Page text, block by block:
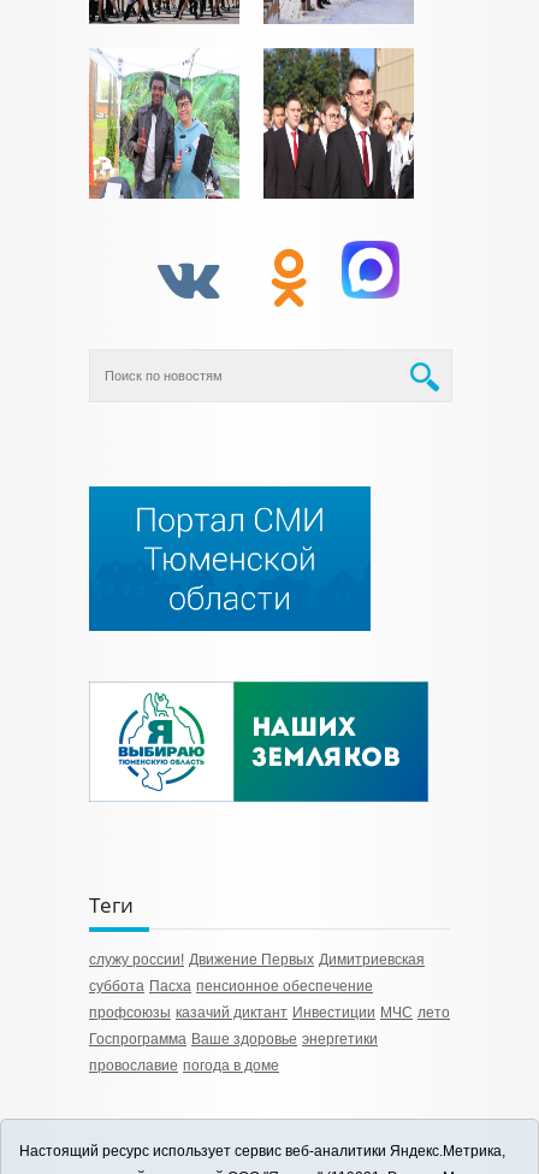
Теги
служу россии! Движение Первых Димитриевская
суббота Пасха пенсионное обеспечение
профсоюзы казачий диктант Инвестиции МЧС лето
Госпрограмма Ваше здоровье энергетики
провославие погода в доме
Настоящий ресурс использует сервис веб-аналитики Яндекс.Метрика,